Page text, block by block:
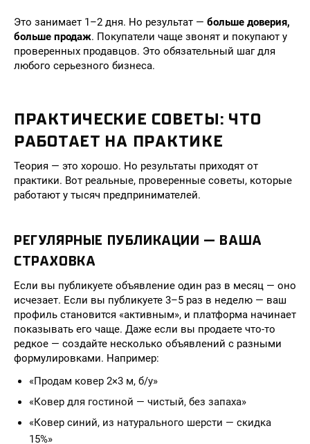
Это занимает 1–2 дня. Но результат — больше доверия,
больше продаж. Покупатели чаще звонят и покупают у
проверенных продавцов. Это обязательный шаг для
любого серьезного бизнеса.
ПРАКТИЧЕСКИЕ СОВЕТЫ: ЧТО
РАБОТАЕТ НА ПРАКТИКЕ
Теория — это хорошо. Но результаты приходят от
практики. Вот реальные, проверенные советы, которые
работают у тысяч предпринимателей.
РЕГУЛЯРНЫЕ ПУБЛИКАЦИИ — ВАША
СТРАХОВКА
Если вы публикуете объявление один раз в месяц — оно
исчезает. Если вы публикуете 3–5 раз в неделю — ваш
профиль становится «активным», и платформа начинает
показывать его чаще. Даже если вы продаете что-то
редкое — создайте несколько объявлений с разными
формулировками. Например:
«Продам ковер 2×3 м, б/у»
«Ковер для гостиной — чистый, без запаха»
«Ковер синий, из натурального шерсти — скидка
15%»